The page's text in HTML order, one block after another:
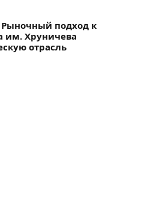
подход к
им. Хруничева
отрасль